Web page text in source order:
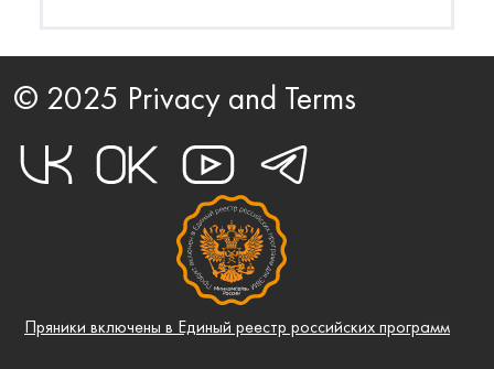
© 2025 Privacy and Terms
Пряники включены в Единый реестр российских программ